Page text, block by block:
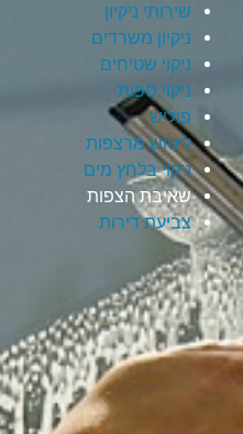
שירותי ניקיון
ניקיון משרדים
ניקוי שטיחים
ניקוי ספות
פוליש
ליטוש מרצפות
ניקוי בלחץ מים
שאיבת הצפות
צביעת דירות